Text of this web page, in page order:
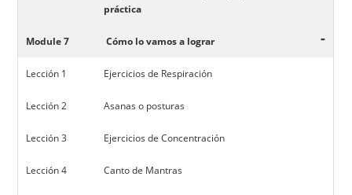
práctica
Module 7 Cómo lo vamos a lograr -
Lección 1 Ejercicios de Respiración
Lección 2 Asanas o posturas
Lección 3 Ejercicios de Concentración
Lección 4 Canto de Mantras